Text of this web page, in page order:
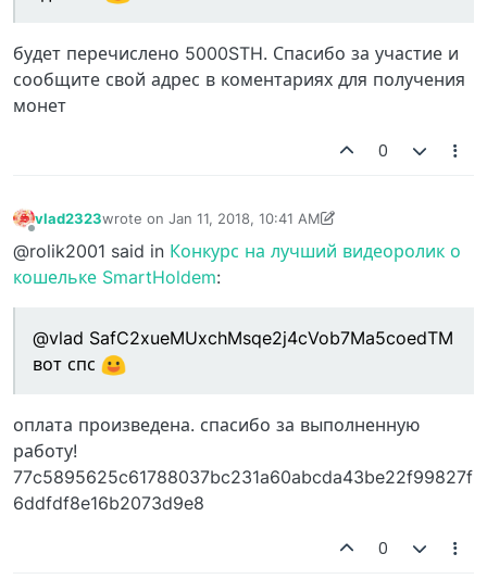
будет перечислено 5000STH. Спасибо за участие и
сообщите свой адрес в коментариях для получения
монет
0
vlad2323wrote on Jan 11, 2018, 10:41 AM
last edited by vlad2323Jan 11, 2018, 10:42 AM
@rolik2001 said in Конкурс на лучший видеоролик о
кошельке SmartHoldem:
@vlad SafC2xueMUxchMsqe2j4cVob7Ma5coedTM
вот спс
оплата произведена. спасибо за выполненную
работу!
77c5895625c61788037bc231a60abcda43be22f99827f
6ddfdf8e16b2073d9e8
0